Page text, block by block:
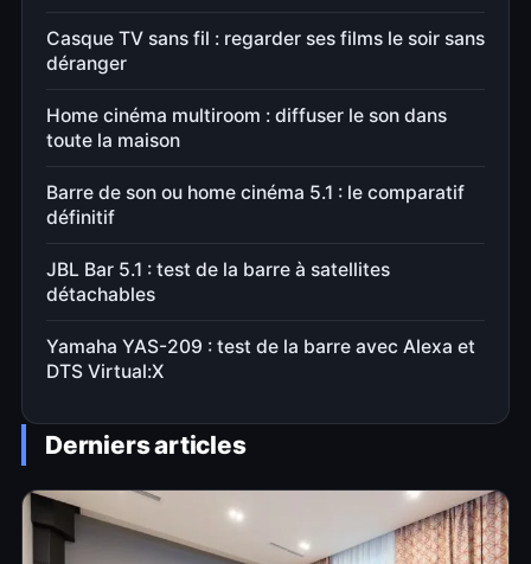
Casque TV sans fil : regarder ses films le soir sans
déranger
Home cinéma multiroom : diffuser le son dans
toute la maison
Barre de son ou home cinéma 5.1 : le comparatif
définitif
JBL Bar 5.1 : test de la barre à satellites
détachables
Yamaha YAS-209 : test de la barre avec Alexa et
DTS Virtual:X
Derniers articles